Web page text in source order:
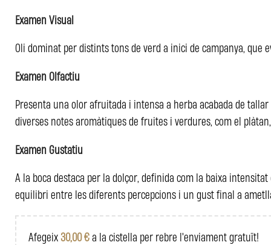
Examen Visual
Oli dominat per distints tons de verd a inici de campanya, que
Examen Olfactiu
Presenta una olor afruitada i intensa a herba acabada de
diverses notes aromàtiques de fruites i verdures, com el
Examen Gustatiu
A la boca destaca per la dolçor, definida com la baixa
equilibri entre les diferents percepcions i un gust final a
Afegeix30,00€a la cistella per rebre l'enviament gratuït!